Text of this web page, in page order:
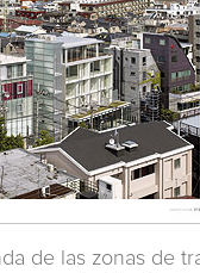
de las zonas de